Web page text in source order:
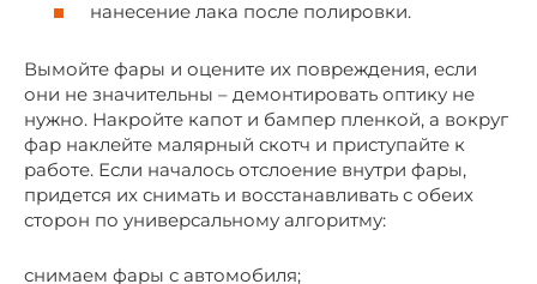
нанесение лака после полировки.
Вымойте фары и оцените их повреждения, если
они не значительны – демонтировать оптику не
нужно. Накройте капот и бампер пленкой, а вокруг
фар наклейте малярный скотч и приступайте к
работе. Если началось отслоение внутри фары,
придется их снимать и восстанавливать с обеих
сторон по универсальному алгоритму:
снимаем фары с автомобиля;